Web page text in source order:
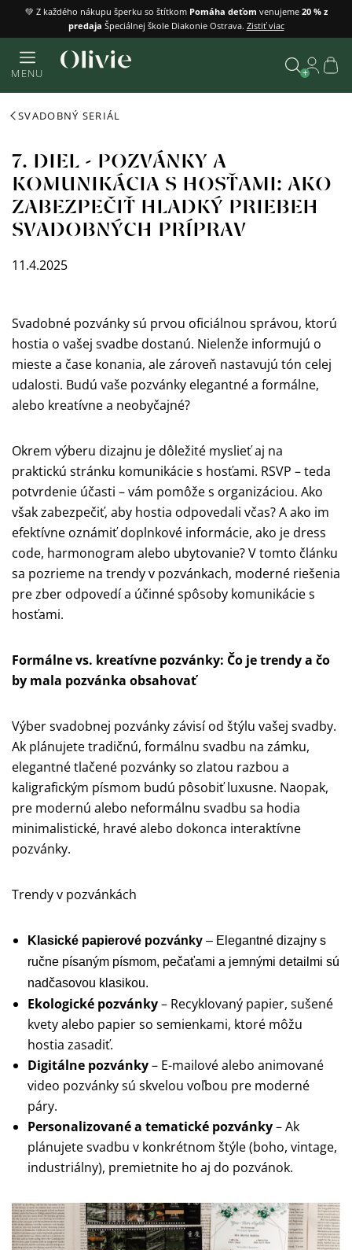
Prejsť
obsah
💚 Z každého nákupu šperku so štítkom Pomáha deťom venujeme 20 % z
predaja Špeciálnej škole Diakonie Ostrava. Zistiť viac
MENU
SVADOBNÝ SERIÁL
7. DIEL - POZVÁNKY A
KOMUNIKÁCIA S HOSŤAMI: AKO
ZABEZPEČIŤ HLADKÝ PRIEBEH
SVADOBNÝCH PRÍPRAV
11.4.2025
Svadobné pozvánky sú prvou oficiálnou správou, ktorú
hostia o vašej svadbe dostanú. Nielenže informujú o
mieste a čase konania, ale zároveň nastavujú tón celej
udalosti. Budú vaše pozvánky elegantné a formálne,
alebo kreatívne a neobyčajné?
Okrem výberu dizajnu je dôležité myslieť aj na
praktickú stránku komunikácie s hosťami. RSVP – teda
potvrdenie účasti – vám pomôže s organizáciou. Ako
však zabezpečiť, aby hostia odpovedali včas? A ako im
efektívne oznámiť doplnkové informácie, ako je dress
code, harmonogram alebo ubytovanie? V tomto článku
sa pozrieme na trendy v pozvánkach, moderné riešenia
pre zber odpovedí a účinné spôsoby komunikácie s
hosťami.
Formálne vs. kreatívne pozvánky: Čo je trendy a čo
by mala pozvánka obsahovať
Výber svadobnej pozvánky závisí od štýlu vašej svadby.
Ak plánujete tradičnú, formálnu svadbu na zámku,
elegantné tlačené pozvánky so zlatou razbou a
kaligrafickým písmom budú pôsobiť luxusne. Naopak,
pre modernú alebo neformálnu svadbu sa hodia
minimalistické, hravé alebo dokonca interaktívne
pozvánky.
Trendy v pozvánkách
Klasické papierové pozvánky – Elegantné dizajny s
ručne písaným písmom, pečaťami a jemnými detailmi sú
nadčasovou klasikou.
Ekologické pozvánky– Recyklovaný papier, sušené
kvety alebo papier so semienkami, ktoré môžu
hostia zasadiť.
Digitálne pozvánky– E-mailové alebo animované
video pozvánky sú skvelou voľbou pre moderné
páry.
Personalizované a tematické pozvánky– Ak
plánujete svadbu v konkrétnom štýle (boho, vintage,
industriálny), premietnite ho aj do pozvánok.